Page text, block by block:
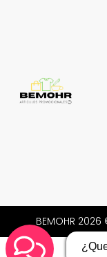
BEMOHR